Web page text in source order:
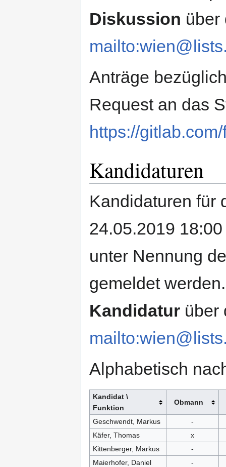
Diskussion über
Anträge
Request an das
https://
Kandidaturen
Kandidaturen für
24.05.2019
unter Nennung
gemeldet
Kandidatur über
Alphabetisch
Kandidat \
Funktion
Obmann
Geschwendt, Markus
-
Käfer, Thomas
x
Kittenberger, Markus
-
Maierhofer, Daniel
-